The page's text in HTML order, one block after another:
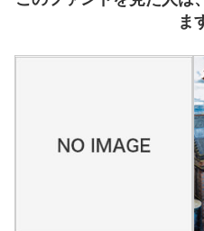
ま